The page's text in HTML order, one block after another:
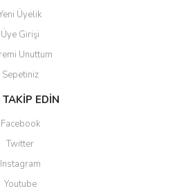
Üyelik
Üye Girişi
Unuttum
Sepetiniz
TAKİP EDİN
Facebook
Twitter
Instagram
Youtube